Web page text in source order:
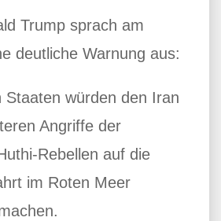
Trump sprach am
deutliche Warnung aus:
Staaten würden den Iran
Angriffe der
Rebellen auf die
im Roten Meer